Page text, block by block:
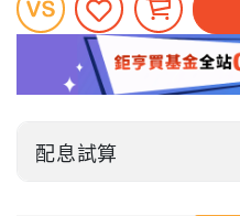
配息試算